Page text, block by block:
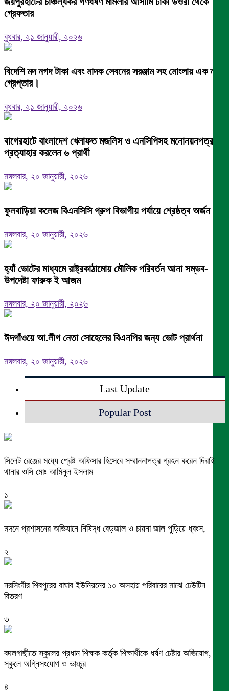
গ্রেফতার
বুধবার, ২১ জানুয়ারী, ২০২৬
বিদেশি মদ নগদ টাকা এবং মাদক সেবনের সরঞ্জাম সহ মোংলায় এক নারী
গ্রেপ্তার।
বুধবার, ২১ জানুয়ারী, ২০২৬
বাগেরহাটে বাংলাদেশ খেলাফত মজলিস ও এনসিপিসহ মনোনয়নপত্র
প্রত্যাহার করলেন ৬ প্রার্থী
মঙ্গলবার, ২০ জানুয়ারী, ২০২৬
ফুলবাড়িয়া কলেজ বিএনসিসি গ্রুপ বিভাগীয় পর্যায়ে শ্রেষ্ঠত্ব অর্জন।
মঙ্গলবার, ২০ জানুয়ারী, ২০২৬
হ্যাঁ ভোটের মাধ্যমে রাষ্ট্রকাঠামোয় মৌলিক পরিবর্তন আনা সম্ভব-
উপদেষ্টা ফারুক ই আজম
মঙ্গলবার, ২০ জানুয়ারী, ২০২৬
ঈদগাঁওয়ে আ.লীগ নেতা সোহেলের বিএনপির জন্য ভোট প্রার্থনা
মঙ্গলবার, ২০ জানুয়ারী, ২০২৬
Last Update
Popular Post
সিলেট রেঞ্জের মধ্যে শ্রেষ্ট অফিসার হিসেবে সম্মাননাপত্র গ্রহন করেন দিরাই
থানার ওসি মোঃ আমিনুল ইসলাম
১
মদনে প্রশাসনের অভিযানে নিষিদ্ধ বেড়জাল ও চায়না জাল পুড়িয়ে ধ্বংস,
২
নরসিংদীর শিবপুরের বাঘাব ইউনিয়নের ১০ অসহায় পরিবারের মাঝে ঢেউটিন
বিতরণ
৩
বদলগাছীতে স্কুলের প্রধান শিক্ষক কর্তৃক শিক্ষার্থীকে ধর্ষণ চেষ্টার অভিযোগ,
স্কুলে অগ্নিসংযোগ ও ভাংচুর
৪